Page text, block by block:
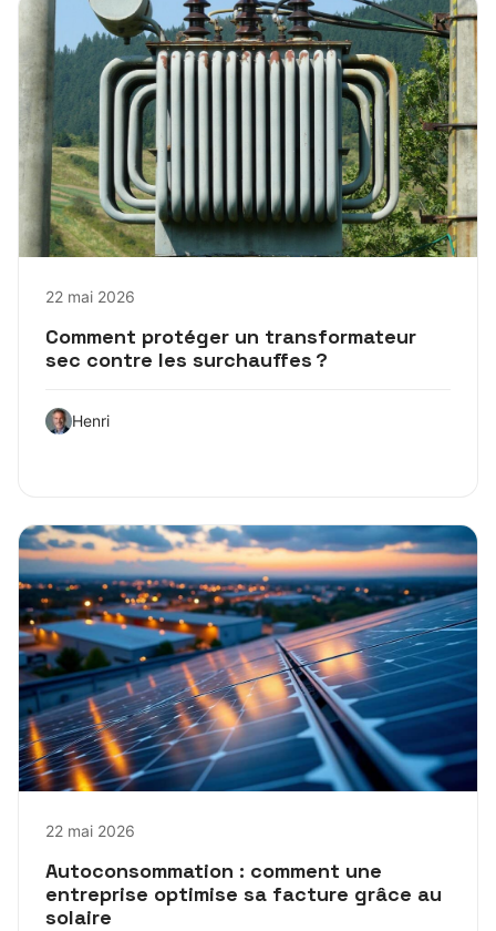
22 mai 2026
Comment protéger un transformateur
sec contre les surchauffes ?
Henri
22 mai 2026
Autoconsommation : comment une
entreprise optimise sa facture grâce au
solaire